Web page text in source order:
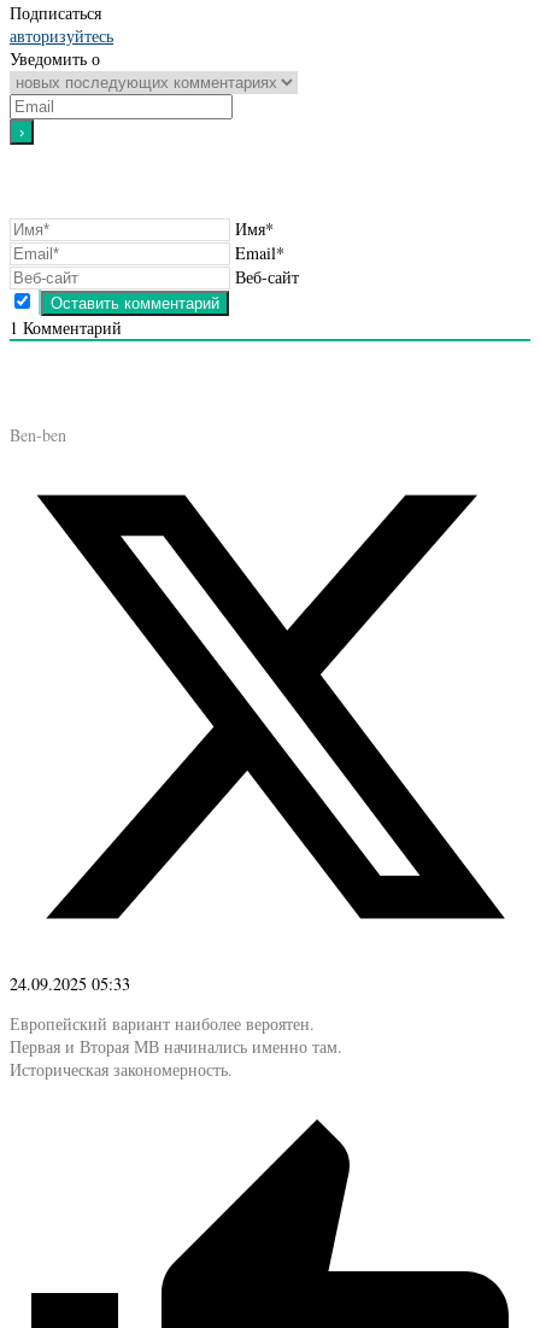
Подписаться
авторизуйтесь
Уведомить о
Имя*
Email*
Веб-сайт
1 Комментарий
Ben-ben
24.09.2025 05:33
Европейский вариант наиболее вероятен.
Первая и Вторая МВ начинались именно там.
Историческая закономерность.